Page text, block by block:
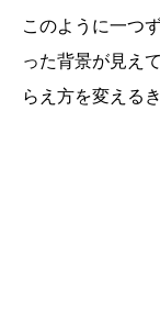
このように一つ
った背景が見え
らえ方を変える